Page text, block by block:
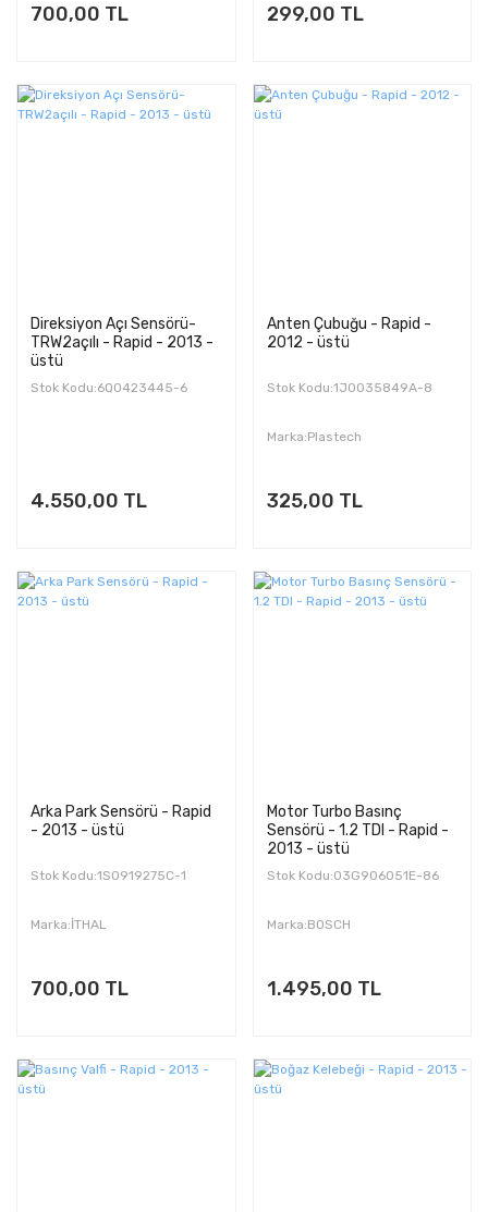
700,00 TL 299,00 TL
Direksiyon Açı Sensörü-
TRW2açılı - Rapid - 2013 -
üstü
Stok Kodu:6Q0423445-6
4.550,00 TL
Anten Çubuğu - Rapid -
2012 - üstü
Stok Kodu:1J0035849A-8
Marka:Plastech
325,00 TL
Arka Park Sensörü - Rapid
- 2013 - üstü
Stok Kodu:1S0919275C-1
Marka:İTHAL
700,00 TL
Motor Turbo Basınç
Sensörü - 1.2 TDI - Rapid -
2013 - üstü
Stok Kodu:03G906051E-86
Marka:BOSCH
1.495,00 TL